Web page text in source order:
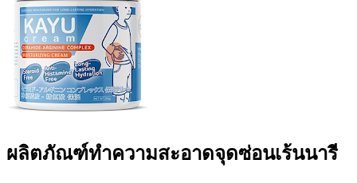
ผลิตภัณฑ์ทำความสะอาดจุดซ่อนเร้นนารี